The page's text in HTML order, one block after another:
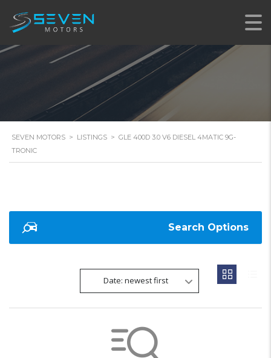
TRONIC
SEVEN MOTORS > LISTINGS > GLE 400D 3.0 V6 DIESEL 4MATIC 9G-
TRONIC
Search Options
Date: newest first